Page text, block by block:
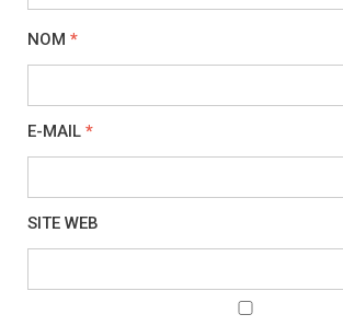
NOM *
E-MAIL *
SITE WEB